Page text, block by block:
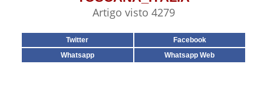
Artigo visto 4279
Twitter
Facebook
Whatsapp
Whatsapp Web